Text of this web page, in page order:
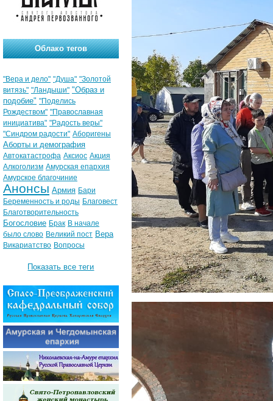
Облако тегов
"Вера и дело" "Душа" "Золотой
витязь" "Ландыши" "Образ и
подобие" "Поделись
Рождеством" "Православная
инициатива" "Радость веры"
"Синдром радости" Аборигены
Аборты и демография
Автокатастрофа Аксиос Акция
Алкоголизм Амурская епархия
Амурское благочиние
Анонсы Армия Бари
Беременность и роды Благовест
Благотворительность
Богословие Брак В начале
было слово Великий пост Вера
Викариатство Вопросы
Показать все теги